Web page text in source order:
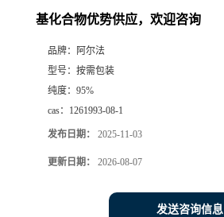
基化合物优势供应，欢迎咨询
品牌：
阿尔法
型号： 按需包装
纯度： 95%
cas： 1261993-08-1
发布日期： 2025-11-03
更新日期： 2026-08-07
发送咨询信息